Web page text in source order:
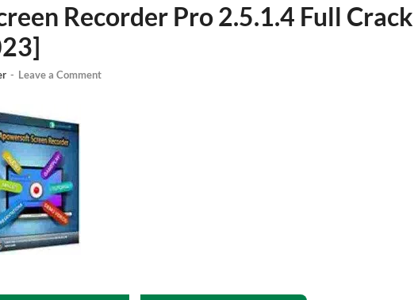
Recorder Pro 2.5.1.4 Full Crack
- Leave a Comment